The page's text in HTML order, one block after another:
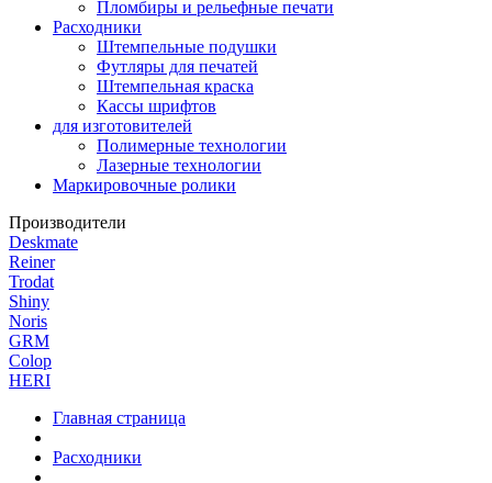
Пломбиры и рельефные печати
Расходники
Штемпельные подушки
Футляры для печатей
Штемпельная краска
Кассы шрифтов
для изготовителей
Полимерные технологии
Лазерные технологии
Маркировочные ролики
Производители
Deskmate
Reiner
Trodat
Shiny
Noris
GRM
Colop
HERI
Главная страница
Расходники